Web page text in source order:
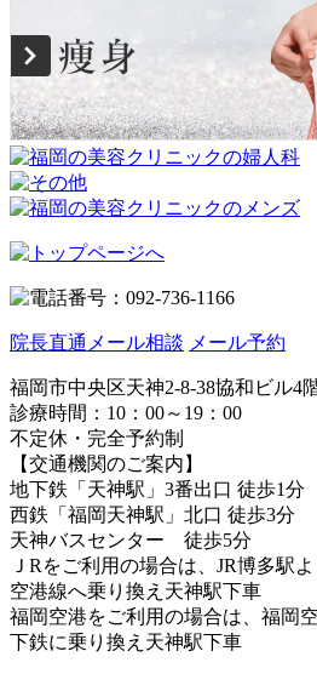
院長直通メール相談 メール予約
福岡市中央区天神2-8-38協和ビル4
診療時間：10：00～19：00
不定休・完全予約制
【交通機関のご案内】
地下鉄「天神駅」3番出口 徒歩1分
西鉄「福岡天神駅」北口 徒歩3分
天神バスセンター 徒歩5分
ＪRをご利用の場合は、JR博多駅
空港線へ乗り換え天神駅下車
福岡空港をご利用の場合は、福岡
下鉄に乗り換え天神駅下車